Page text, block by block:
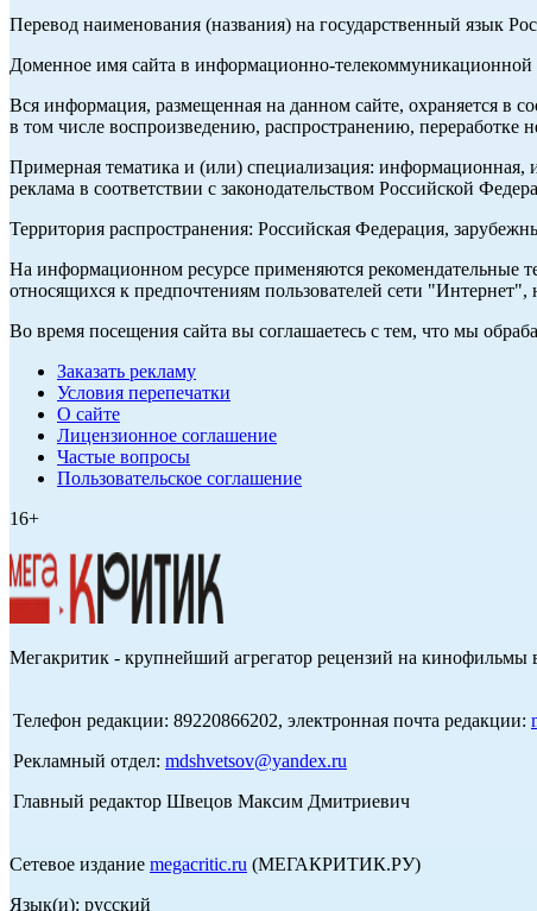
Перевод наименования (названия) на государственный язык
Доменное имя сайта в информационно-телекоммуникационной
Вся информация, размещенная на данном сайте, охраняется в
в том числе воспроизведению, распространению, переработке
Примерная тематика и (или) специализация: информационная,
реклама в соответствии с законодательством Российской
Территория распространения: Российская Федерация,
На информационном ресурсе применяются рекомендательные
относящихся к предпочтениям пользователей сети
Во время посещения сайта вы соглашаетесь с тем, что мы
Заказать рекламу
Условия перепечатки
О сайте
Лицензионное соглашение
Частые вопросы
Пользовательское соглашение
16+
Мегакритик - крупнейший агрегатор рецензий на кинофильмы
Телефон редакции: 89220866202, электронная почта редакции:
Рекламный отдел: mdshvetsov@yandex.ru
Главный редактор Швецов Максим Дмитриевич
Сетевое издание megacritic.ru (МЕГАКРИТИК.РУ)
Язык(и): русский